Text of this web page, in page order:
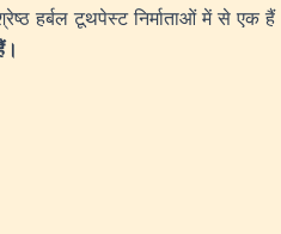
हर्बल टूथपेस्ट निर्माताओं में से एक